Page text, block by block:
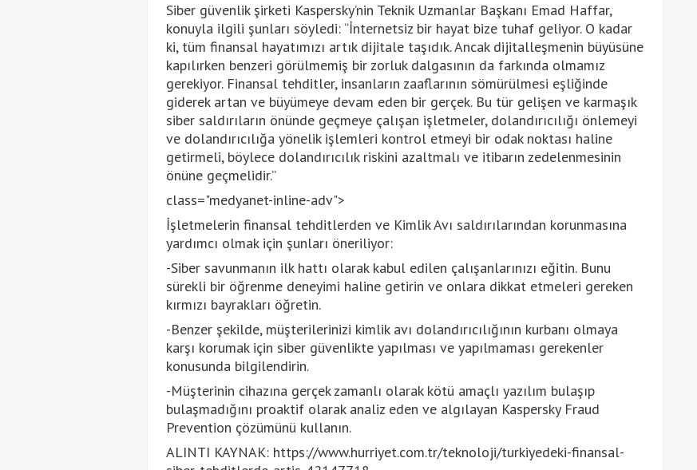
Siber güvenlik şirketi Kaspersky’nin Teknik Uzmanlar Başkanı Emad Haffar,
konuyla ilgili şunları söyledi: “İnternetsiz bir hayat bize tuhaf geliyor. O kadar
ki, tüm finansal hayatımızı artık dijitale taşıdık. Ancak dijitalleşmenin büyüsüne
kapılırken benzeri görülmemiş bir zorluk dalgasının da farkında olmamız
gerekiyor. Finansal tehditler, insanların zaaflarının sömürülmesi eşliğinde
giderek artan ve büyümeye devam eden bir gerçek. Bu tür gelişen ve karmaşık
siber saldırıların önünde geçmeye çalışan işletmeler, dolandırıcılığı önlemeyi
ve dolandırıcılığa yönelik işlemleri kontrol etmeyi bir odak noktası haline
getirmeli, böylece dolandırıcılık riskini azaltmalı ve itibarın zedelenmesinin
önüne geçmelidir.”
class="medyanet-inline-adv">
İşletmelerin finansal tehditlerden ve Kimlik Avı saldırılarından korunmasına
yardımcı olmak için şunları öneriliyor:
-Siber savunmanın ilk hattı olarak kabul edilen çalışanlarınızı eğitin. Bunu
sürekli bir öğrenme deneyimi haline getirin ve onlara dikkat etmeleri gereken
kırmızı bayrakları öğretin.
-Benzer şekilde, müşterilerinizi kimlik avı dolandırıcılığının kurbanı olmaya
karşı korumak için siber güvenlikte yapılması ve yapılmaması gerekenler
konusunda bilgilendirin.
-Müşterinin cihazına gerçek zamanlı olarak kötü amaçlı yazılım bulaşıp
bulaşmadığını proaktif olarak analiz eden ve algılayan Kaspersky Fraud
Prevention çözümünü kullanın.
ALINTI KAYNAK: https://www.hurriyet.com.tr/teknoloji/turkiyedeki-finansal-